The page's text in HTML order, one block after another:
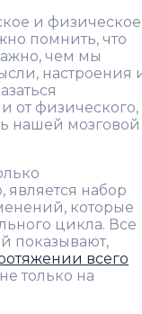
и физическое
помнить, что
чем мы
настроения
от физического,
нашей мозговой
является набор
которые
цикла. Все
показывают,
всего
только на